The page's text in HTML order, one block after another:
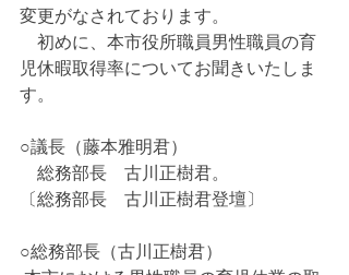
変更がなされております。
初めに、本市役所職員男性職員の育
児休暇取得率についてお聞きいたしま
す。
○議長（藤本雅明君）
総務部長　古川正樹君。
〔総務部長　古川正樹君登壇〕
○総務部長（古川正樹君）